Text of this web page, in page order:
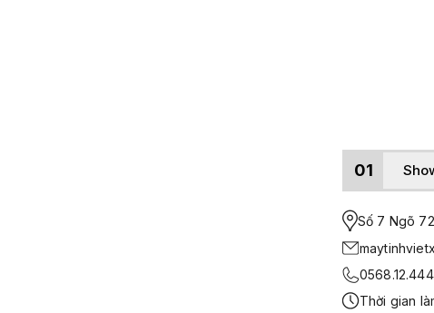
01
Số 7 Ngõ
Thời gian